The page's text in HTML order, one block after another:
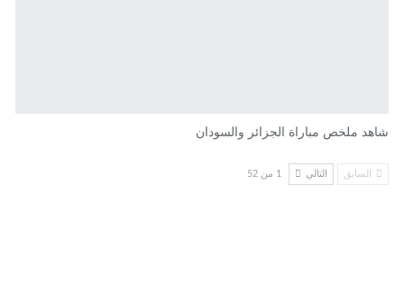
شاهد ملخص مباراة الجزائر والسودان
السابق التالي